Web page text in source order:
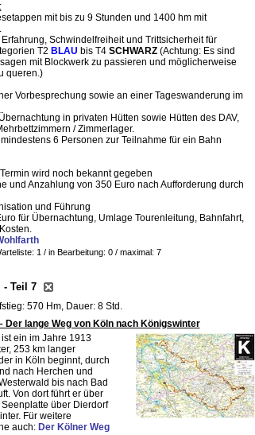
mit bis zu 9 Stunden und 1400 hm mit
Schwindelfreiheit und Trittsicherheit für
T2 BLAU bis T4 SCHWARZ(Achtung: Es sind
mit Blockwerk zu passieren und möglicherweise
queren.)
Vorbesprechung sowie an einer Tageswanderung im
in privaten Hütten sowie Hütten des DAV,
/ Zimmerlager.
6 Personen zur Teilnahme für ein Bahn
wird noch bekannt gegeben
und Anzahlung von 350 Euro nach Aufforderung durch
und Führung
für Übernachtung, Umlage Tourenleitung, Bahnfahrt,
1 / in Bearbeitung: 0 / maximal: 7
- Teil 7
570 Hm, Dauer: 8 Std.
Der lange Weg von Köln nach Königswinter
ist ein im Jahre 1913
253 km langer
in Köln beginnt, durch
nach Herchen und
bis nach Bad
Von dort führt er über
über Dierdorf
Für weitere
auch: Der Kölner Weg